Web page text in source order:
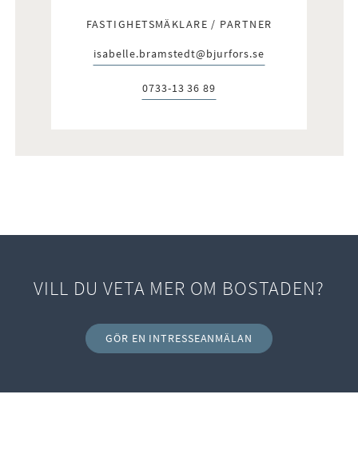
FASTIGHETSMÄKLARE / PARTNER
E-post:
isabelle.bramstedt@bjurfors.se
Telefon:
0733-13 36 89
VILL DU VETA MER OM BOSTADEN?
GÖR EN INTRESSEANMÄLAN